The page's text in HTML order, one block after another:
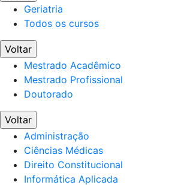
Geriatria
Todos os cursos
Voltar
Mestrado Acadêmico
Mestrado Profissional
Doutorado
Voltar
Administração
Ciências Médicas
Direito Constitucional
Informática Aplicada